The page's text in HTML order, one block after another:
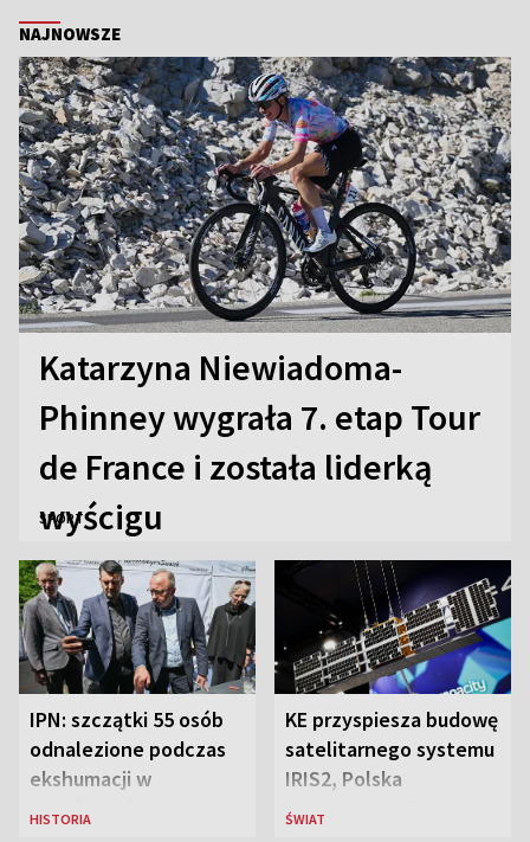
NAJNOWSZE
Katarzyna Niewiadoma-
Phinney wygrała 7. etap Tour
de France i została liderką
wyścigu
SPORT
IPN: szczątki 55 osób
odnalezione podczas
ekshumacji w
Ostrówkach i Woli
HISTORIA
KE przyspiesza budowę
satelitarnego systemu
IRIS2, Polska
przeznaczy 656 mln
ŚWIAT